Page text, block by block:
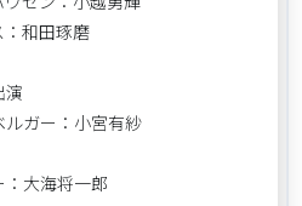
：和田琢磨
演
ガー：小宮有紗
大海将一郎